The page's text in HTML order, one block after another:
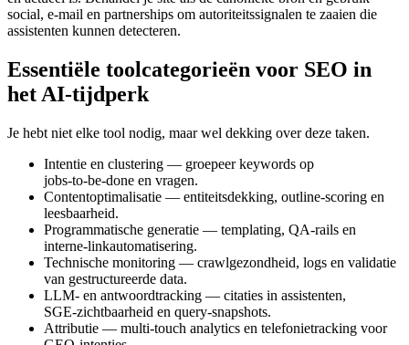
social, e‑mail en partnerships om autoriteitssignalen te zaaien die
assistenten kunnen detecteren.
Essentiële toolcategorieën voor SEO in
het AI‑tijdperk
Je hebt niet elke tool nodig, maar wel dekking over deze taken.
Intentie en clustering — groepeer keywords op
jobs‑to‑be‑done en vragen.
Contentoptimalisatie — entiteitsdekking, outline‑scoring en
leesbaarheid.
Programmatische generatie — templating, QA‑rails en
interne‑linkautomatisering.
Technische monitoring — crawlgezondheid, logs en validatie
van gestructureerde data.
LLM‑ en antwoordtracking — citaties in assistenten,
SGE‑zichtbaarheid en query‑snapshots.
Attributie — multi‑touch analytics en telefonietracking voor